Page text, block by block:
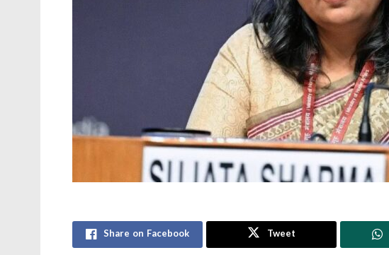
Share on Facebook Tweet